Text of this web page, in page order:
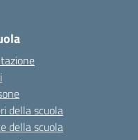
della scuola
della scuola